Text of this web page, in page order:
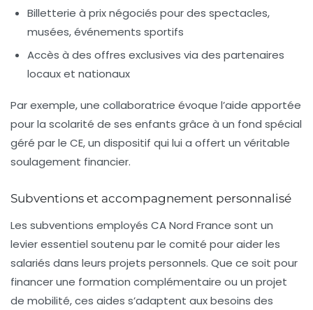
Billetterie à prix négociés pour des spectacles,
musées, événements sportifs
Accès à des offres exclusives via des partenaires
locaux et nationaux
Par exemple, une collaboratrice évoque l’aide apportée
pour la scolarité de ses enfants grâce à un fond spécial
géré par le CE, un dispositif qui lui a offert un véritable
soulagement financier.
Subventions et accompagnement personnalisé
Les subventions employés CA Nord France sont un
levier essentiel soutenu par le comité pour aider les
salariés dans leurs projets personnels. Que ce soit pour
financer une formation complémentaire ou un projet
de mobilité, ces aides s’adaptent aux besoins des